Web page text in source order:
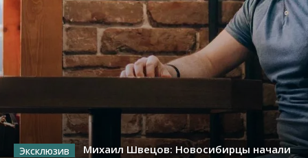
Михаил Швецов: Новосибирцы начали